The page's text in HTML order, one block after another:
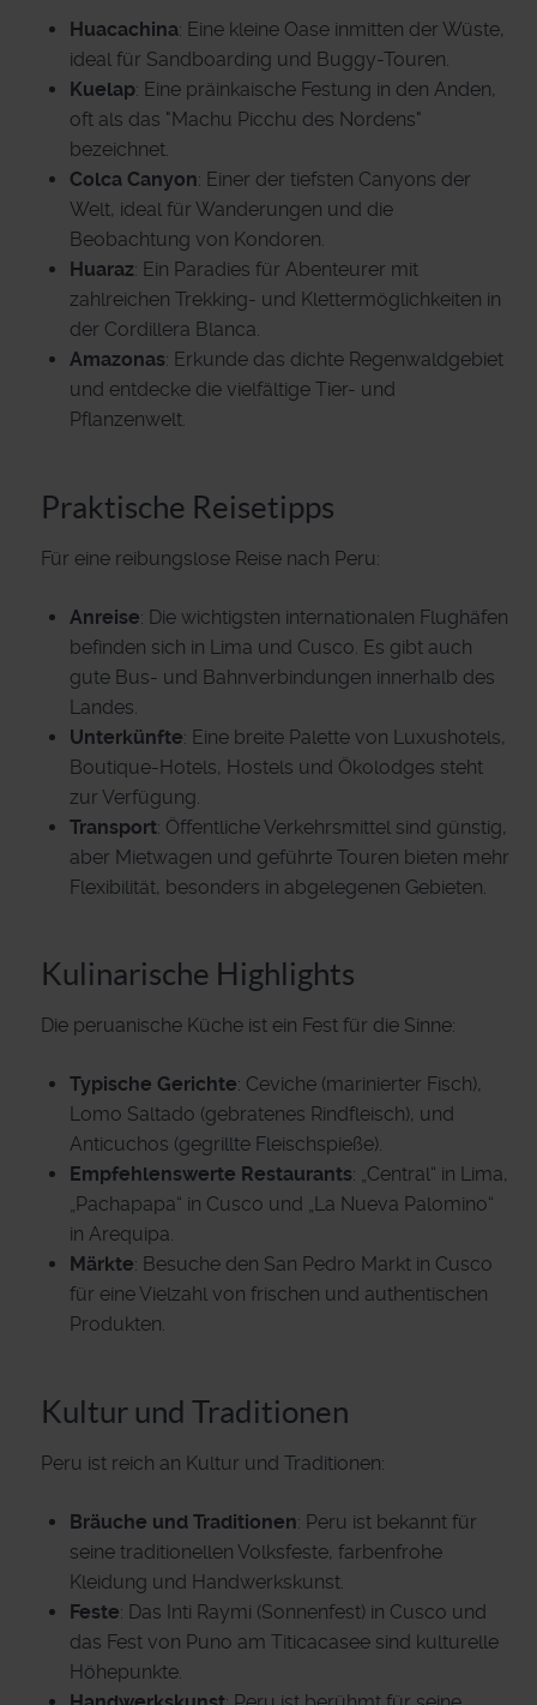
Huacachina: Eine kleine Oase inmitten der Wüste,
ideal für Sandboarding und Buggy-Touren.
Kuelap: Eine präinkaische Festung in den Anden,
oft als das "Machu Picchu des Nordens"
bezeichnet.
Colca Canyon: Einer der tiefsten Canyons der
Welt, ideal für Wanderungen und die
Beobachtung von Kondoren.
Huaraz: Ein Paradies für Abenteurer mit
zahlreichen Trekking- und Klettermöglichkeiten in
der Cordillera Blanca.
Amazonas: Erkunde das dichte Regenwaldgebiet
und entdecke die vielfältige Tier- und
Pflanzenwelt.
Praktische Reisetipps
Für eine reibungslose Reise nach Peru:
Anreise: Die wichtigsten internationalen Flughäfen
befinden sich in Lima und Cusco. Es gibt auch
gute Bus- und Bahnverbindungen innerhalb des
Landes.
Unterkünfte: Eine breite Palette von Luxushotels,
Boutique-Hotels, Hostels und Ökolodges steht
zur Verfügung.
Transport: Öffentliche Verkehrsmittel sind günstig,
aber Mietwagen und geführte Touren bieten mehr
Flexibilität, besonders in abgelegenen Gebieten.
Kulinarische Highlights
Die peruanische Küche ist ein Fest für die Sinne:
Typische Gerichte: Ceviche (marinierter Fisch),
Lomo Saltado (gebratenes Rindfleisch), und
Anticuchos (gegrillte Fleischspieße).
Empfehlenswerte Restaurants: „Central“ in Lima,
„Pachapapa“ in Cusco und „La Nueva Palomino“
in Arequipa.
Märkte: Besuche den San Pedro Markt in Cusco
für eine Vielzahl von frischen und authentischen
Produkten.
Kultur und Traditionen
Peru ist reich an Kultur und Traditionen:
Bräuche und Traditionen: Peru ist bekannt für
seine traditionellen Volksfeste, farbenfrohe
Kleidung und Handwerkskunst.
Feste: Das Inti Raymi (Sonnenfest) in Cusco und
das Fest von Puno am Titicacasee sind kulturelle
Höhepunkte.